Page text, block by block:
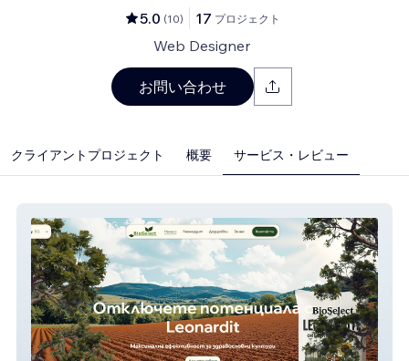
5.0 (10) 17 プロジェクト
Web Designer
お問い合わせ
クライアントプロジェクト 概要 サービス・レビュー